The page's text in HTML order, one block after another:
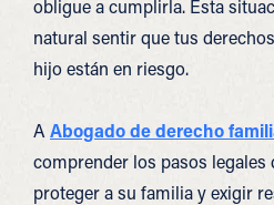
obligue a cumplirla. Esta
natural sentir que tus
hijo están en riesgo.
A Abogado de derecho
comprender los pasos legales
proteger a su familia y exigir